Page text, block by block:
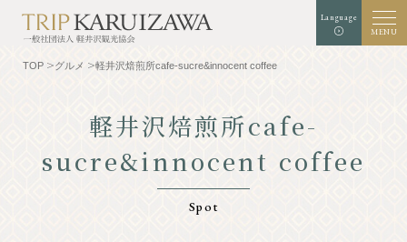
Language
MENU
背景色 白 黒 青
サイズ
拡大 標準
TOP グルメ 軽井沢焙煎所cafe-sucre&innocent coffee
軽井沢焙煎所cafe-
sucre&innocent coffee
Spot